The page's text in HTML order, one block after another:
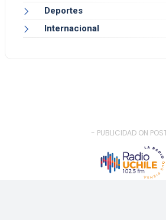
Deportes
Internacional
- PUBLICIDAD ON